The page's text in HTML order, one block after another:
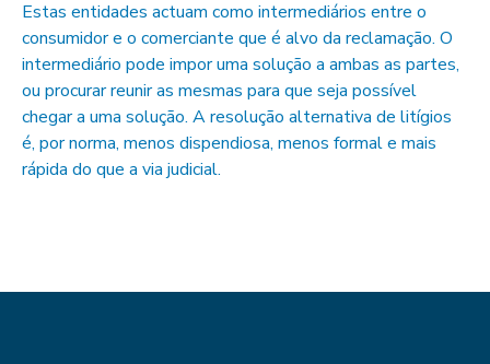
Estas entidades actuam como intermediários entre o
consumidor e o comerciante que é alvo da reclamação. O
intermediário pode impor uma solução a ambas as partes,
ou procurar reunir as mesmas para que seja possível
chegar a uma solução. A resolução alternativa de litígios
é, por norma, menos dispendiosa, menos formal e mais
rápida do que a via judicial.